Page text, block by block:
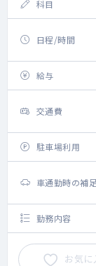
科目
日程/時間
給与
交通費
駐車場利用
車通勤時の補
勤務内容
お気に